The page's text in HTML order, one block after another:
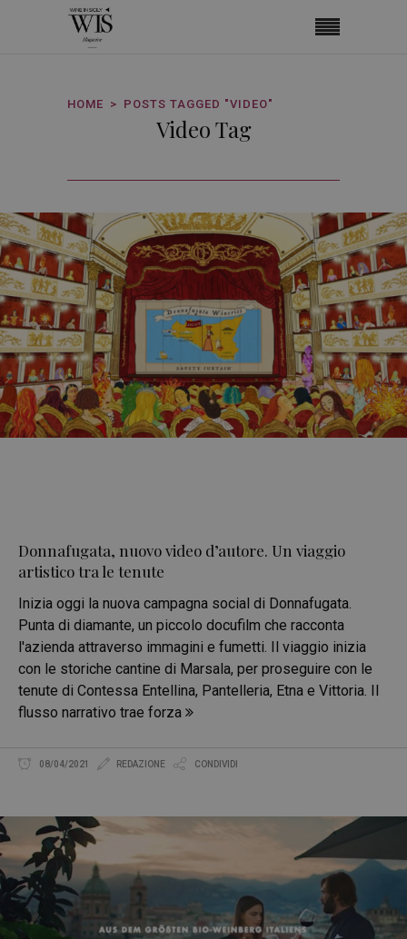
HOME POSTS TAGGED "VIDEO"
Video Tag
Donnafugata, nuovo video d’autore. Un viaggio
artistico tra le tenute
Inizia oggi la nuova campagna social di Donnafugata.
Punta di diamante, un piccolo docufilm che racconta
l'azienda attraverso immagini e fumetti. Il viaggio inizia
con le storiche cantine di Marsala, per proseguire con le
tenute di Contessa Entellina, Pantelleria, Etna e Vittoria. Il
flusso narrativo trae forza
08/04/2021 REDAZIONE CONDIVIDI